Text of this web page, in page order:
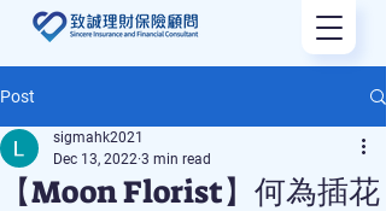
Post
【Moon Florist】何為插花
sigmahk2021
Dec 13, 2022 3 min read